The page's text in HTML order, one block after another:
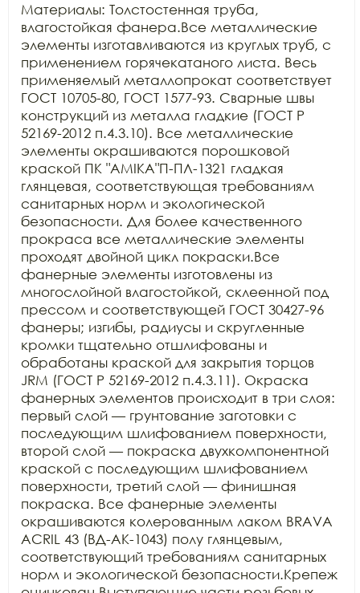
Материалы: Толстостенная труба,
влагостойкая фанера.Все металлические
элементы изготавливаются из круглых труб, с
применением горячекатаного листа. Весь
применяемый металлопрокат соответствует
ГОСТ 10705-80, ГОСТ 1577-93. Сварные швы
конструкций из металла гладкие (ГОСТ Р
52169-2012 п.4.3.10). Все металлические
элементы окрашиваются порошковой
краской ПК "АМIKA"П-ПЛ-1321 гладкая
глянцевая, соответствующая требованиям
санитарных норм и экологической
безопасности. Для более качественного
прокраса все металлические элементы
проходят двойной цикл покраски.Все
фанерные элементы изготовлены из
многослойной влагостойкой, склеенной под
прессом и соответствующей ГОСТ 30427-96
фанеры; изгибы, радиусы и скругленные
кромки тщательно отшлифованы и
обработаны краской для закрытия торцов
JRM (ГОСТ Р 52169-2012 п.4.3.11). Окраска
фанерных элементов происходит в три слоя:
первый слой — грунтование заготовки с
последующим шлифованием поверхности,
второй слой — покраска двухкомпонентной
краской с последующим шлифованием
поверхности, третий слой — финишная
покраска. Все фанерные элементы
окрашиваются колерованным лаком BRAVA
ACRIL 43 (ВД-АК-1043) полу глянцевым,
соответствующий требованиям санитарных
норм и экологической безопасности.Крепеж